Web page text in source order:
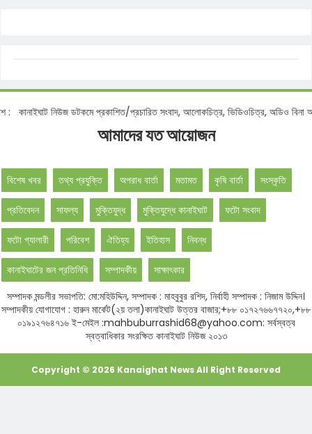
নিউজ ডটকমে প্রকাশিত/প্রচারিত সংবাদ, আলোকচিত্র, ভিডিওচিত্র, অডিও বিনা
আমাদের যত আয়োজন
বিশেষ খবর তথ্য প্রযুক্তি অপরাধ বার্তা মতামত কৃষি বার্তা সংস্কৃতি
প্রতিবেদন সাফল্য মুক্তিযুদ্ধ মুক্তিযুদ্ধে কানাইঘাট ফটো সংবাদ
ফটো গ্যালারী পরিবেশ ঐতিহ্য ইতিহাস নিবন্ধ
কানাইঘাটের জন প্রতিনিধি সম্পাদকীয়
সাক্ষাৎকার
সম্পাদক মন্ডলীর সভাপতি: মো:মহিউদ্দিন, সম্পাদক : মাহবুবুর রশিদ, নির্বাহী সম্পাদক : নিজাম উদ্দিন।
সম্পাদকীয় যোগাযোগ : হারুন মার্কেট(২য় তলা)কানাইঘাট উত্তর বাজার;+৮৮ ০১৭২৭৬৬৭৭২০,+৮৮
০১৯১২৭৬৪৭১৬ ই-মেইল :mahbuburrashid68@yahoo.com: সর্বস্বত্ব
স্বত্বাধিকার সংরক্ষিত কানাইঘাট নিউজ ২০১৩
Copyright © 2026 Kanaighat NewsAll Right Reserved